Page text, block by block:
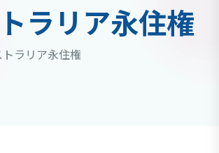
ラリア永住権
トラリア永住権